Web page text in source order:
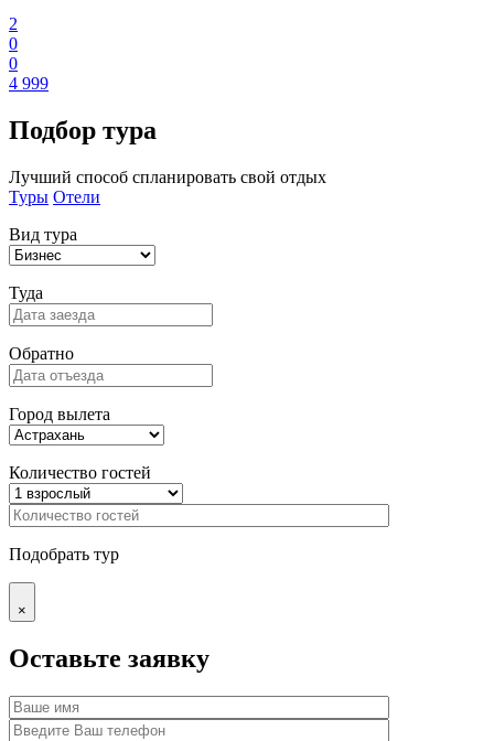
2
0
0
4 999
Подбор тура
Лучший способ спланировать свой отдых
Туры Отели
Вид тура
Туда
Обратно
Город вылета
Количество гостей
Подобрать тур
×
Оставьте заявку